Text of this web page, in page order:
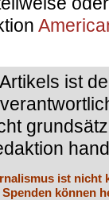
ist
ist nicht
können